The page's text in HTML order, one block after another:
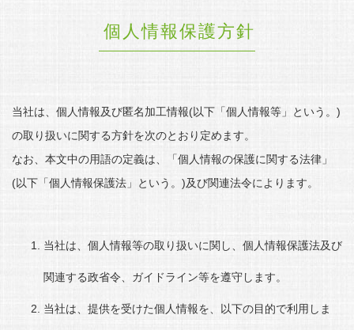
個人情報保護方針
当社は、個人情報及び匿名加工情報(以下「個人情報等」という。)
の取り扱いに関する方針を次のとおり定めます。
なお、本文中の用語の定義は、「個人情報の保護に関する法律」
(以下「個人情報保護法」という。)及び関連法令によります。
当社は、個人情報等の取り扱いに関し、個人情報保護法及び
関連する政省令、ガイドライン等を遵守します。
当社は、提供を受けた個人情報を、以下の目的で利用しま